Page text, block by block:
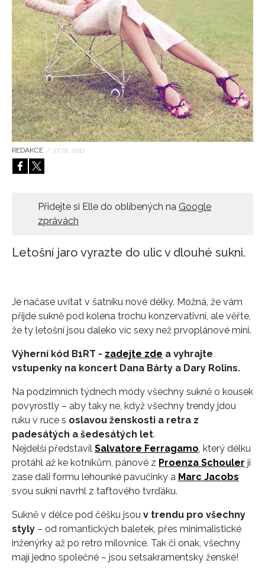
HOME
REDAKCE / 17. 01. 2011
Přidejte si Elle do oblíbených na Google
zprávách
Letošní jaro vyrazte do ulic v dlouhé sukni.
Je načase uvítat v šatníku nové délky. Možná, že vám
přijde sukně pod kolena trochu konzervativní, ale věřte,
že ty letošní jsou daleko víc sexy než prvoplánové mini.
Výherní kód B1RT - zadejte zde a vyhrajte
vstupenky na koncert Dana Bárty a Dary Rolins.
Na podzimních týdnech módy všechny sukně o kousek
povyrostly – aby taky ne, když všechny trendy jdou
ruku v ruce s oslavou ženskosti a retra z
padesátých a šedesátých let.
Nejdelší představil Salvatore Ferragamo , který délku
protáhl až ke kotníkům, pánové z Proenza Schouler jí
zase dali formu lehounké pavučinky a Marc Jacobs
svou sukni navrhl z taftového tvrďáku.
Sukně v délce pod čéšku jsou v trendu pro všechny
styly – od romantických baletek, přes minimalistické
inženýrky až po retro milovnice. Tak či onak, všechny
mají jedno společné – jsou setsakramentsky ženské!